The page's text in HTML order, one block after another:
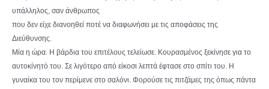
υπάλληλος, σαν άνθρωπος
που δεν είχε διανοηθεί ποτέ να διαφωνήσει με τις αποφάσεις της
Διεύθυνσης.
Μία η ώρα. Η βάρδια του επιτέλους τελείωσε. Κουρασμένος ξεκίνησε για το
αυτοκίνητό του. Σε λιγότερο από είκοσι λεπτά έφτασε στο σπίτι του. Η
γυναίκα του τον περίμενε στο σαλόνι. Φορούσε τις πιτζάμες της όπως πάντα